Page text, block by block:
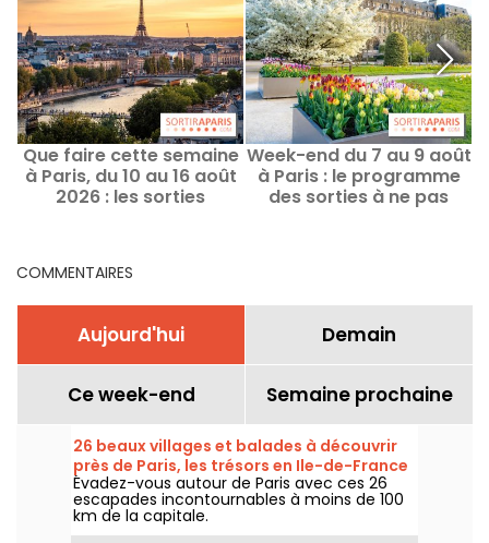
Que faire cette semaine
à Paris, du 10 au 16 août
2026 : les sorties
Week-end du 7 au 9 août
à Paris : le programme
des sorties à ne pas
COMMENTAIRES
Aujourd'hui Demain
Ce week-end Semaine prochaine
26 beaux villages et balades à découvrir
près de Paris, les trésors en Ile-de-France
Évadez-vous autour de Paris avec ces 26
escapades incontournables à moins de 100
km de la capitale.